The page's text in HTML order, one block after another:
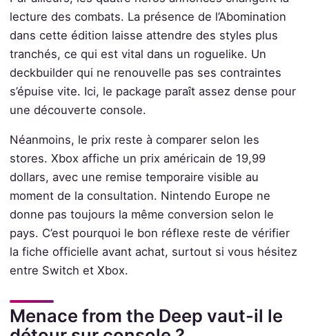
lecture des combats. La présence de l’Abomination
dans cette édition laisse attendre des styles plus
tranchés, ce qui est vital dans un roguelike. Un
deckbuilder qui ne renouvelle pas ses contraintes
s’épuise vite. Ici, le package paraît assez dense pour
une découverte console.
Néanmoins, le prix reste à comparer selon les
stores. Xbox affiche un prix américain de 19,99
dollars, avec une remise temporaire visible au
moment de la consultation. Nintendo Europe ne
donne pas toujours la même conversion selon le
pays. C’est pourquoi le bon réflexe reste de vérifier
la fiche officielle avant achat, surtout si vous hésitez
entre Switch et Xbox.
Menace from the Deep vaut-il le